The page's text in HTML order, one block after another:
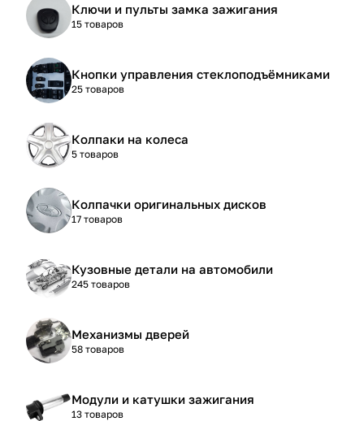
Ключи и пульты замка зажигания
15 товаров
Кнопки управления стеклоподъёмниками
25 товаров
Колпаки на колеса
5 товаров
Колпачки оригинальных дисков
17 товаров
Кузовные детали на автомобили
245 товаров
Механизмы дверей
58 товаров
Модули и катушки зажигания
13 товаров